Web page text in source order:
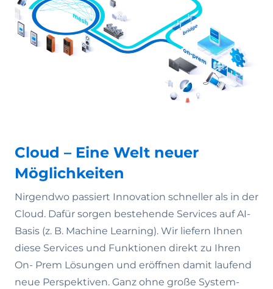
Cloud – Eine Welt neuer
Möglichkeiten
Nirgendwo passiert Innovation schneller als in der
Cloud. Dafür sorgen bestehende Services auf AI-
Basis (z. B. Machine Learning). Wir liefern Ihnen
diese Services und Funktionen direkt zu Ihren
On- Prem Lösungen und eröffnen damit laufend
neue Perspektiven. Ganz ohne große System-